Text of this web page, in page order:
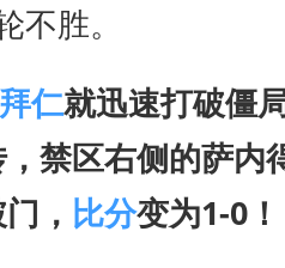
胜。
拜仁就迅速打破僵
禁区右侧的萨内
， 比分变为1-0！